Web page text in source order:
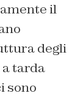
il
degli
tarda
sono